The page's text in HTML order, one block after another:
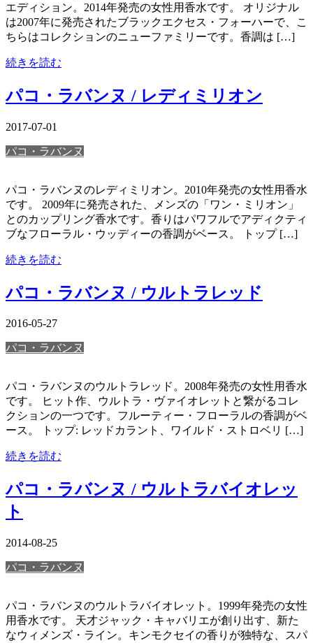
エディション。2014年発売の女性用香水です。 オリジナル
は2007年に発売されたブラックエクセス・フォーハーで、こ
ちらはコレクションのニューファミリーです。香調は […]
続きを読む
パコ・ラバンヌ / レディミリオン
2017-07-01
パコ・ラバンヌ
パコ・ラバンヌのレディミリオン。2010年発売の女性用香水
です。 2009年に発売された、メンズの「ワン・ミリオン」
とのカップリング香水です。香りはパワフルでアディクティ
ブなフローラル・ウッディーの香調がベース。 トップ […]
続きを読む
パコ・ラバンヌ / ウルトラレッド
2016-05-27
パコ・ラバンヌ
パコ・ラバンヌのウルトラレッド。2008年発売の女性用香水
です。 ヒット作、ウルトラ・ヴァイオレットと繋がるコレ
クションの一つです。フルーティー・フローラルの香調がベ
ース。 トップ: レッドカラント、ワイルド・ストロベリ […]
続きを読む
パコ・ラバンヌ / ウルトラバイオレッ
ト
2014-08-25
パコ・ラバンヌ
パコ・ラバンヌのウルトラバイオレット。1999年発売の女性
用香水です。 天才ジャック・キャバリエが創り出す、新た
なウィメンズ・ライン。キンモクセイの香りが独特な、スパ